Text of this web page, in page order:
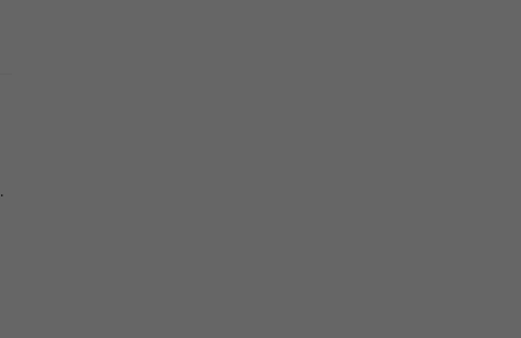
.